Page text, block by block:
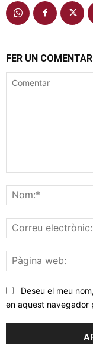
FER UN
Deseu el meu
en aquest navegador